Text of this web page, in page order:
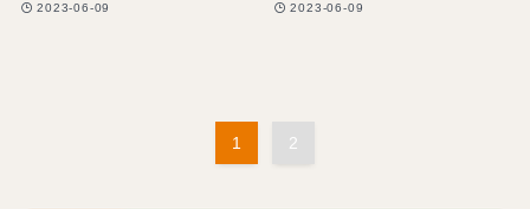
2023-06-09 2023-06-09
1 2